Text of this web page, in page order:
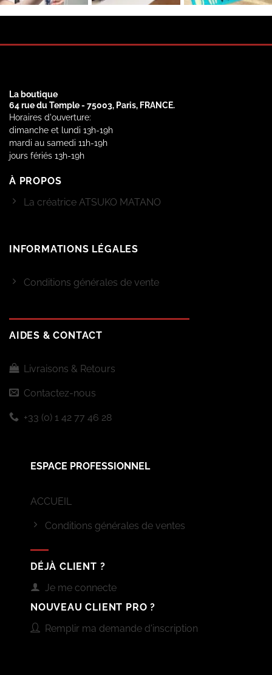
La boutique
64 rue du Temple - 75003, Paris, FRANCE.
Horaires d'ouverture:
dimanche et lundi 13h-19h
mardi au samedi 11h-19h
jours fériés 13h-19h
À PROPOS
La créatrice ATSUKO MATANO
INFORMATIONS LÉGALES
Conditions générales de vente
AIDES & CONTACT
Livraisons & Retours
Contactez-nous
+33 (0) 1 42 77 46 28
ESPACE PROFESSIONNEL
ACCUEIL
Conditions générales de ventes
DÉJÀ CLIENT ?
Je me connecte
NOUVEAU CLIENT PRO ?
Remplir ma demande d'inscription